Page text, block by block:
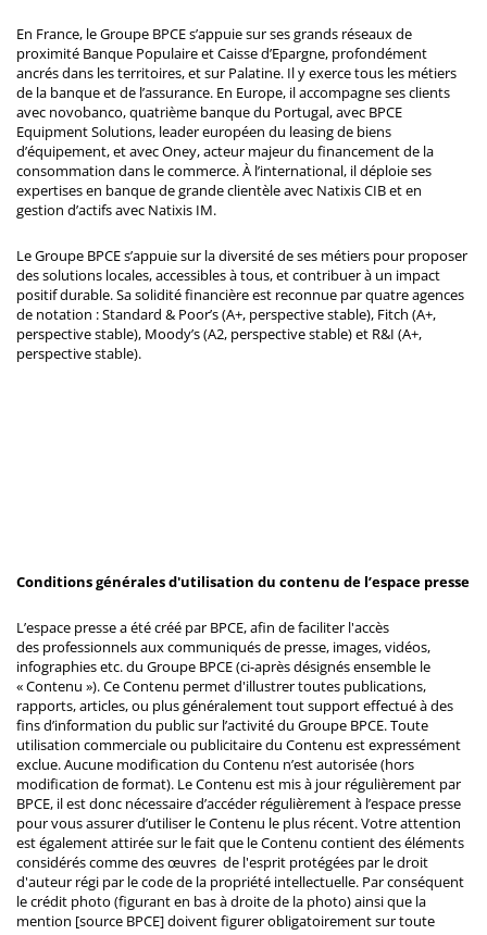
En France, le Groupe BPCE s’appuie sur ses grands réseaux de
proximité Banque Populaire et Caisse d’Epargne, profondément
ancrés dans les territoires, et sur Palatine. Il y exerce tous les métiers
de la banque et de l’assurance. En Europe, il accompagne ses clients
avec novobanco, quatrième banque du Portugal, avec BPCE
Equipment Solutions, leader européen du leasing de biens
d’équipement, et avec Oney, acteur majeur du financement de la
consommation dans le commerce. À l’international, il déploie ses
expertises en banque de grande clientèle avec Natixis CIB et en
gestion d’actifs avec Natixis IM.
Le Groupe BPCE s’appuie sur la diversité de ses métiers pour proposer
des solutions locales, accessibles à tous, et contribuer à un impact
positif durable. Sa solidité financière est reconnue par quatre agences
de notation : Standard & Poor’s (A+, perspective stable), Fitch (A+,
perspective stable), Moody’s (A2, perspective stable) et R&I (A+,
perspective stable).
Conditions générales d'utilisation du contenu de l’espace presse
L’espace presse a été créé par BPCE, afin de faciliter l'accès
des professionnels aux communiqués de presse, images, vidéos,
infographies etc. du Groupe BPCE (ci-après désignés ensemble le
« Contenu »). Ce Contenu permet d'illustrer toutes publications,
rapports, articles, ou plus généralement tout support effectué à des
fins d’information du public sur l’activité du Groupe BPCE. Toute
utilisation commerciale ou publicitaire du Contenu est expressément
exclue. Aucune modification du Contenu n’est autorisée (hors
modification de format). Le Contenu est mis à jour régulièrement par
BPCE, il est donc nécessaire d’accéder régulièrement à l’espace presse
pour vous assurer d’utiliser le Contenu le plus récent. Votre attention
est également attirée sur le fait que le Contenu contient des éléments
considérés comme des œuvres de l'esprit protégées par le droit
d'auteur régi par le code de la propriété intellectuelle. Par conséquent
le crédit photo (figurant en bas à droite de la photo) ainsi que la
mention [source BPCE] doivent figurer obligatoirement sur toute